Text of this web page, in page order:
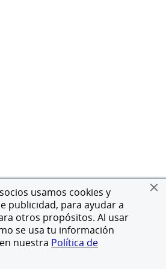
usamos cookies y
publicidad, para ayudar a
otros propósitos. Al usar
se usa tu información
nuestra Política de